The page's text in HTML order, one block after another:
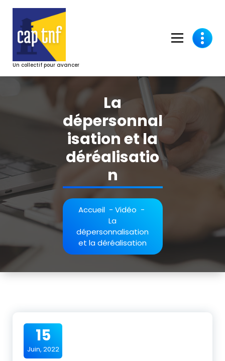
contenu
Un collectif pour avancer
La
dépersonnal
isation et la
déréalisatio
n
Accueil - Vidéo -
La
dépersonnalisation
et la déréalisation
15
Juin, 2022